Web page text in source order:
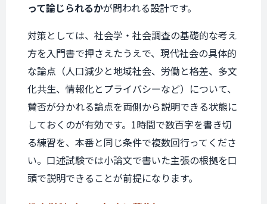
って論じられるかが問われる設計です。
対策としては、社会学・社会調査の基礎的な考え
方を入門書で押さえたうえで、現代社会の具体的
な論点（人口減少と地域社会、労働と格差、多文
化共生、情報化とプライバシーなど）について、
賛否が分かれる論点を両側から説明できる状態に
しておくのが有効です。1時間で数百字を書き切
る練習を、本番と同じ条件で複数回行ってくださ
い。口述試験では小論文で書いた主張の根拠を口
頭で説明できることが前提になります。